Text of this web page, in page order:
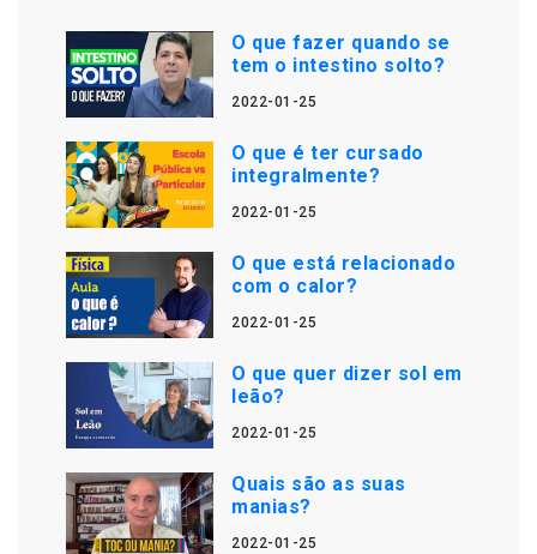
O que fazer quando se
tem o intestino solto?
2022-01-25
O que é ter cursado
integralmente?
2022-01-25
O que está relacionado
com o calor?
2022-01-25
O que quer dizer sol em
leão?
2022-01-25
Quais são as suas
manias?
2022-01-25